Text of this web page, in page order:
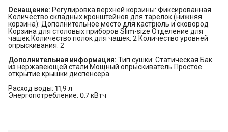
Оснащение: Регулировка верхней корзины: Фиксированная
Количество складных кронштейнов для тарелок (нижняя
корзина): Дополнительное место для кастрюль и сковород
Корзина для столовых приборов Slim-size Отделение для
чашек Количество полок для чашек: 2 Количество уровней
опрыскивания: 2
Дополнительная информация: Тип сушки: Статическая Бак
из нержавеющей стали Мощный опрыскиватель Простое
открытие крышки диспенсера
Расход воды: 11,9 л
Энергопотребление: 0.7 кВтч